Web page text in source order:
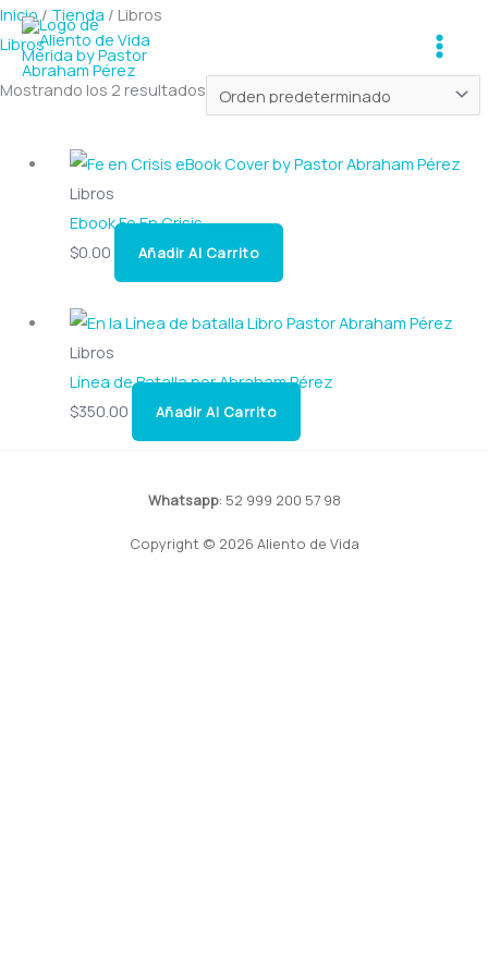
Ir
al
contenido
Inicio/ Tienda / Libros
Libros
Mostrando los 2 resultados
Libros
Ebook Fe En Crisis
$0.00 Añadir Al Carrito
Libros
Línea de Batalla por Abraham Pérez
$350.00 Añadir Al Carrito
Whatsapp: 52 999 200 57 98
Copyright © 2026 Aliento de Vida